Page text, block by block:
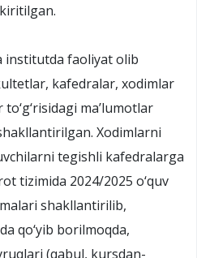
institutda faoliyat olib
kafedralar, xodimlar
ma’lumotlar
Xodimlarni
tegishli kafedralarga
tizimida 2024/2025 o‘quv
shakllantirilib,
qo‘yib borilmoqda,
(qabul, kursdan-